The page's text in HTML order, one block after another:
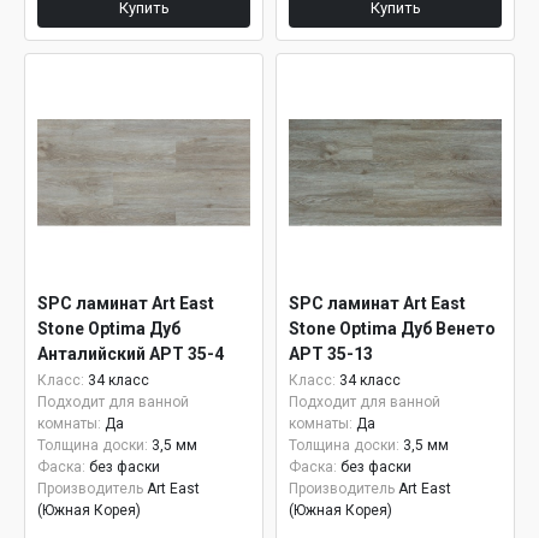
Купить Купить
SPC ламинат Art East
Stone Optima Дуб
Анталийский APT 35-4
Класс: 34 класс
Подходит для ванной
комнаты: Да
Толщина доски: 3,5 мм
Фаска: без фаски
Производитель Art East
(Южная Корея)
SPC ламинат Art East
Stone Optima Дуб Венето
APT 35-13
Класс: 34 класс
Подходит для ванной
комнаты: Да
Толщина доски: 3,5 мм
Фаска: без фаски
Производитель Art East
(Южная Корея)